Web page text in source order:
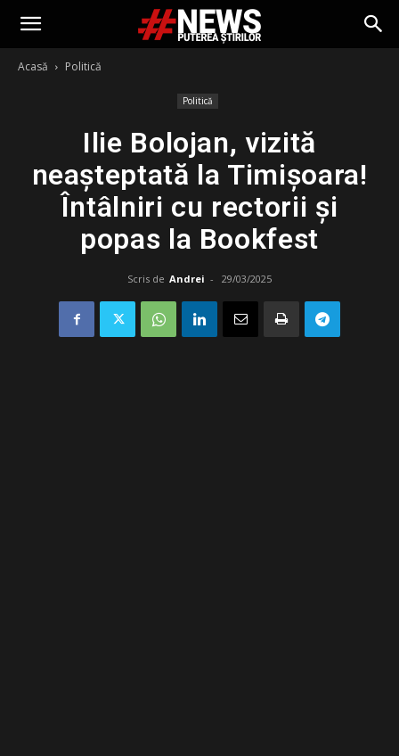
Acasă Politică
Politică
Ilie Bolojan, vizită
neașteptată la Timișoara!
Întâlniri cu rectorii și
popas la Bookfest
Scris de Andrei - 29/03/2025